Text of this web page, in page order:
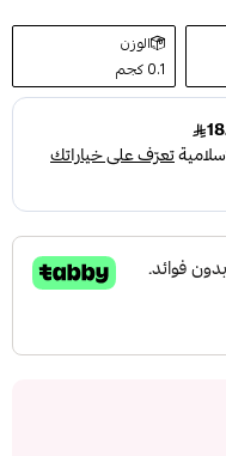
الوزن
0.1 كجم